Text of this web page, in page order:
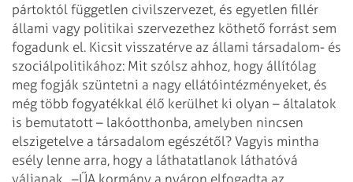
pártoktól független civilszervezet, és egyetlen fillér
állami vagy politikai szervezethez köthető forrást sem
fogadunk el. Kicsit visszatérve az állami társadalom- és
szociálpolitikához: Mit szólsz ahhoz, hogy állítólag
meg fogják szüntetni a nagy ellátóintézményeket, és
még több fogyatékkal élő kerülhet ki olyan – általatok
is bemutatott – lakóotthonba, amelyben nincsen
elszigetelve a társadalom egészétől? Vagyis mintha
esély lenne arra, hogy a láthatatlanok láthatóvá
váljanak… –ŰA kormány a nyáron elfogadta az